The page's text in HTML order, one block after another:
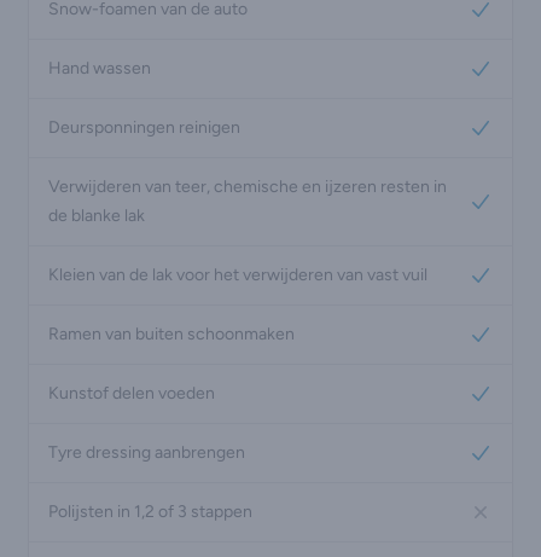
Snow-foamen van de auto
Hand wassen
Deursponningen reinigen
Verwijderen van teer, chemische en ijzeren resten in
de blanke lak
Kleien van de lak voor het verwijderen van vast vuil
Ramen van buiten schoonmaken
Kunstof delen voeden
Tyre dressing aanbrengen
Polijsten in 1,2 of 3 stappen